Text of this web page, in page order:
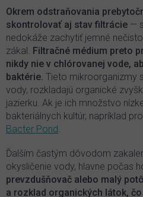
Okrem odstraňovania
skontrolovať aj stav filtrácie —
nedokáže zachytiť jemné
zákal. Filtračné médium preto
nikdy nie v chlórovanej vode,
baktérie. Tieto mikroorganizmy
vody, rozkladajú organické
jazierku. Ak je ich množstvo
bakteriálnych kultúr, napríklad
Bacter Pond.
Ďalším častým dôvodom
okysličenie vody, hlavne počas
prevzdušňovač alebo malý
a rozklad organických látok,